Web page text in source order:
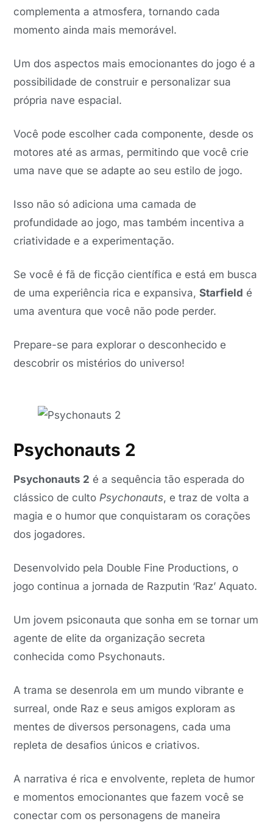
complementa a atmosfera, tornando cada
momento ainda mais memorável.
Um dos aspectos mais emocionantes do jogo é a
possibilidade de construir e personalizar sua
própria nave espacial.
Você pode escolher cada componente, desde os
motores até as armas, permitindo que você crie
uma nave que se adapte ao seu estilo de jogo.
Isso não só adiciona uma camada de
profundidade ao jogo, mas também incentiva a
criatividade e a experimentação.
Se você é fã de ficção científica e está em busca
de uma experiência rica e expansiva,Starfield é
uma aventura que você não pode perder.
Prepare-se para explorar o desconhecido e
descobrir os mistérios do universo!
Psychonauts 2
Psychonauts 2 é a sequência tão esperada do
clássico de cultoPsychonauts, e traz de volta a
magia e o humor que conquistaram os corações
dos jogadores.
Desenvolvido pela Double Fine Productions, o
jogo continua a jornada de Razputin ‘Raz’ Aquato.
Um jovem psiconauta que sonha em se tornar um
agente de elite da organização secreta
conhecida como Psychonauts.
A trama se desenrola em um mundo vibrante e
surreal, onde Raz e seus amigos exploram as
mentes de diversos personagens, cada uma
repleta de desafios únicos e criativos.
A narrativa é rica e envolvente, repleta de humor
e momentos emocionantes que fazem você se
conectar com os personagens de maneira